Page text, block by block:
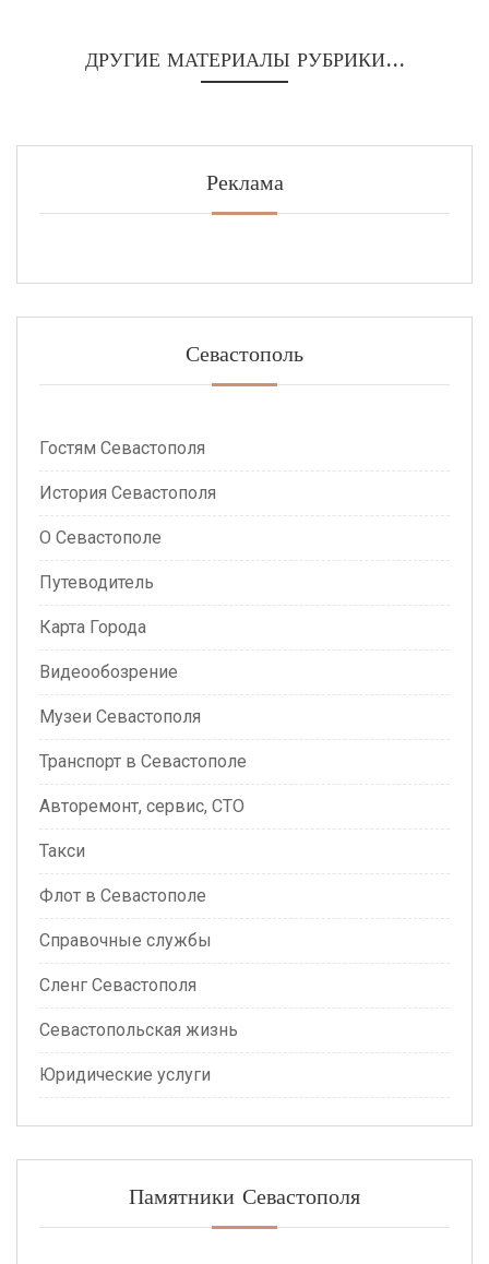
ДРУГИЕ МАТЕРИАЛЫ РУБРИКИ...
Реклама
Севастополь
Гостям Севастополя
История Севастополя
О Севастополе
Путеводитель
Карта Города
Видеообозрение
Музеи Севастополя
Транспорт в Севастополе
Авторемонт, сервис, СТО
Такси
Флот в Севастополе
Справочные службы
Сленг Севастополя
Севастопольская жизнь
Юридические услуги
Памятники Севастополя